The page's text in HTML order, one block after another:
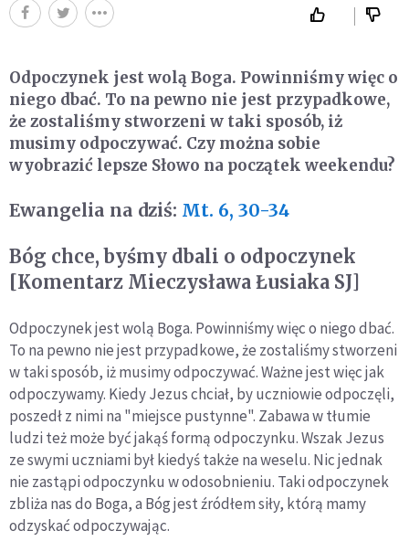
Odpoczynek jest wolą Boga. Powinniśmy więc o
niego dbać. To na pewno nie jest przypadkowe,
że zostaliśmy stworzeni w taki sposób, iż
musimy odpoczywać. Czy można sobie
wyobrazić lepsze Słowo na początek weekendu?
Ewangelia na dziś: Mt. 6, 30-34
Bóg chce, byśmy dbali o odpoczynek
[Komentarz Mieczysława Łusiaka SJ]
Odpoczynek jest wolą Boga. Powinniśmy więc o niego dbać.
To na pewno nie jest przypadkowe, że zostaliśmy stworzeni
w taki sposób, iż musimy odpoczywać. Ważne jest więc jak
odpoczywamy. Kiedy Jezus chciał, by uczniowie odpoczęli,
poszedł z nimi na "miejsce pustynne". Zabawa w tłumie
ludzi też może być jakąś formą odpoczynku. Wszak Jezus
ze swymi uczniami był kiedyś także na weselu. Nic jednak
nie zastąpi odpoczynku w odosobnieniu. Taki odpoczynek
zbliża nas do Boga, a Bóg jest źródłem siły, którą mamy
odzyskać odpoczywając.